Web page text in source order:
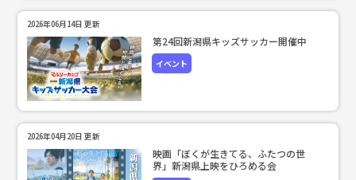
第24回新潟県キッズサッカー開催中
イベント
2026年06月14日 更新
映画「ぼくが生きてる、ふたつの世
界」新潟県上映をひろめる会
2026年04月20日 更新